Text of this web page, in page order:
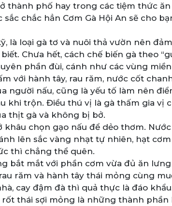
thành phố hay trong các tiệm thức
chắc hẳn Cơm Gà Hội An sẽ cho
là loại gà tơ và nuôi thả vườn nên
Chưa hết, cách chế biến gà theo
phần đùi, cánh như các vùng
với hành tây, rau răm, nước cốt
người nấu, cũng là yếu tố làm nên
khi trộn. Điều thú vị là gà thấm gia vị
thịt gà và không bị bở.
khâu chọn gạo nấu để dẻo thơm.
lên sắc vàng nhạt tự nhiên, hạt
thì chẳng thể quên.
bắt mắt với phần cơm vừa đủ ăn
răm và hành tây thái mỏng cùng
cay đậm đà thì quả thực là đáo
thái sợi mỏng là những thành